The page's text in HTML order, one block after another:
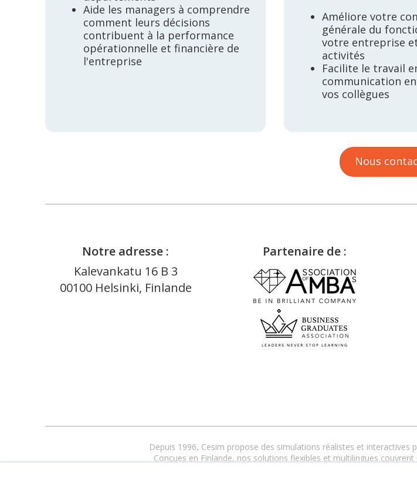
Aide les managers à comprendre
comment leurs décisions
contribuent à la performance
opérationnelle et financière de
l'entreprise
Améliore votre
générale du
votre entreprise
activités
Facilite le travail
communication
vos collègues
Nous
Notre adresse :
Kalevankatu 16 B 3
00100 Helsinki, Finlande
Partenaire de :
Depuis 1996, Cesim propose des simulations réalistes et interactives
Conçues en Finlande, nos solutions flexibles et multilingues